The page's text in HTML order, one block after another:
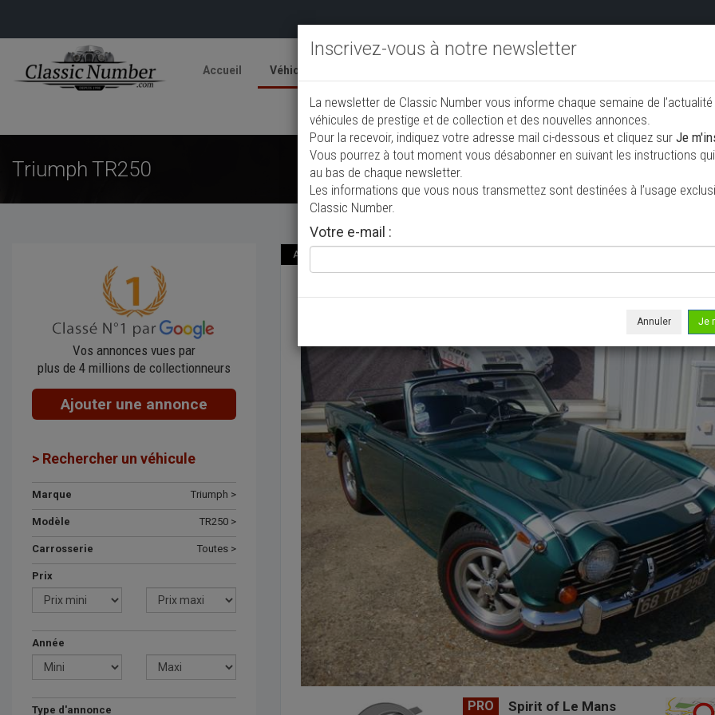
Accueil Véhicules
Ajouter une annonce
Triumph TR250
Vos annonces vues par
plus de 4 millions de collectionneurs
Ajouter une annonce
> Rechercher un véhicule
Marque Triumph >
Modèle TR250 >
Carrosserie Toutes >
Prix
Année
Type d'annonce
Annonce actualisée le 21/07/2026 ( il y a 18 jours )
Triumph TR250
PRO Spirit of Le Mans
Inscrivez-vous à notre newsletter
La newsletter de Classic Number vous informe chaque semaine de
véhicules de prestige et de collection et des nouvelles annonces.
Pour la recevoir, indiquez votre adresse mail ci-dessous et cliquez sur Je
Vous pourrez à tout moment vous désabonner en suivant les instructions
au bas de chaque newsletter.
Les informations que vous nous transmettez sont destinées à l’usage
Classic Number.
Votre e-mail :
Annuler Je